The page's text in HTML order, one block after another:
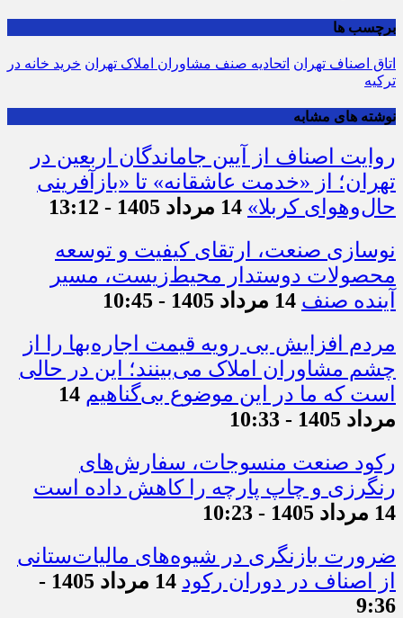
برچسب ها
اتاق اصناف تهران اتحادیه صنف مشاوران املاک تهران خرید خانه در
ترکیه
نوشته های مشابه
روایت اصناف از آیین جاماندگان اربعین در
تهران؛ از «خدمت عاشقانه» تا «بازآفرینی
حال‌وهوای کربلا» 14 مرداد 1405 - 13:12
نوسازی صنعت، ارتقای کیفیت و توسعه
محصولات دوستدار محیط‌زیست، مسیر
آینده صنف 14 مرداد 1405 - 10:45
مردم افزایش بی رویه قیمت اجاره‌بها را از
چشم مشاوران املاک می‌بینند؛ این در حالی
است که ما در این موضوع بی‌گناهیم 14
مرداد 1405 - 10:33
رکود صنعت منسوجات، سفارش‌های
رنگرزی و چاپ پارچه را کاهش داده است
14 مرداد 1405 - 10:23
ضرورت بازنگری در شیوه‌های مالیات‌ستانی
از اصناف در دوران رکود
14 مرداد 1405 -
9:36